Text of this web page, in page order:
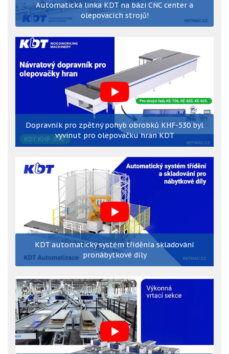
Automatická linka KDT na bázi CNC center a
olepovacích strojů!
Dopravník pro zpětný pohyb obrobků KHF-530 byl
vyvinut pro olepovačku hran KDT
KDT automatický systém tříděnía skladování
pronábytkové díly